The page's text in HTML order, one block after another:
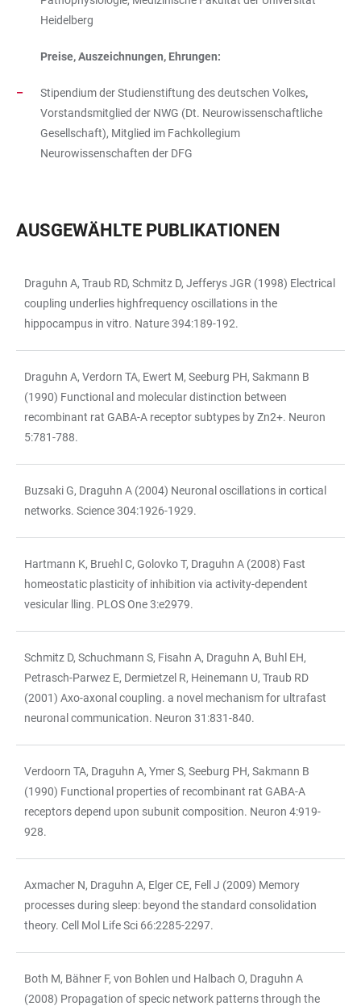
Heidelberg
Preise, Auszeichnungen, Ehrungen:
Stipendium der Studienstiftung des deutschen Volkes,
Vorstandsmitglied der NWG (Dt. Neurowissenschaftliche
Gesellschaft), Mitglied im Fachkollegium
Neurowissenschaften der DFG
AUSGEWÄHLTE PUBLIKATIONEN
TABELLE
Draguhn A, Traub RD, Schmitz D, Jefferys JGR (1998) Electrical
coupling underlies highfrequency oscillations in the
hippocampus in vitro. Nature 394:189-192.
Draguhn A, Verdorn TA, Ewert M, Seeburg PH, Sakmann B
(1990) Functional and molecular distinction between
recombinant rat GABA-A receptor subtypes by Zn2+. Neuron
5:781-788.
Buzsaki G, Draguhn A (2004) Neuronal oscillations in cortical
networks. Science 304:1926-1929.
Hartmann K, Bruehl C, Golovko T, Draguhn A (2008) Fast
homeostatic plasticity of inhibition via activity-dependent
vesicular lling. PLOS One 3:e2979.
Schmitz D, Schuchmann S, Fisahn A, Draguhn A, Buhl EH,
Petrasch-Parwez E, Dermietzel R, Heinemann U, Traub RD
(2001) Axo-axonal coupling. a novel mechanism for ultrafast
neuronal communication. Neuron 31:831-840.
Verdoorn TA, Draguhn A, Ymer S, Seeburg PH, Sakmann B
(1990) Functional properties of recombinant rat GABA-A
receptors depend upon subunit composition. Neuron 4:919-
928.
Axmacher N, Draguhn A, Elger CE, Fell J (2009) Memory
processes during sleep: beyond the standard consolidation
theory. Cell Mol Life Sci 66:2285-2297.
Both M, Bähner F, von Bohlen und Halbach O, Draguhn A
(2008) Propagation of specic network patterns through the